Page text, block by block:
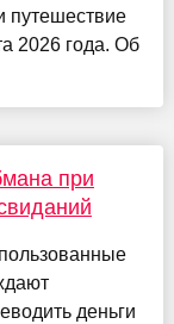
путешествие
2026 года. Об
при
деньги